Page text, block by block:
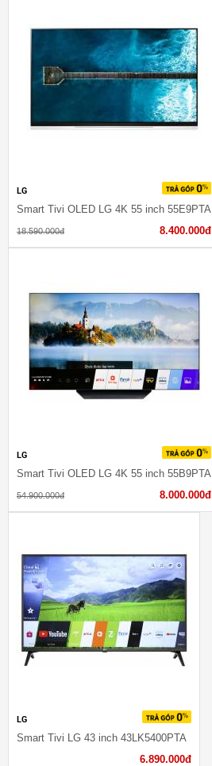
LG
Smart Tivi OLED LG 4K 55 inch 55E9PTA
18.590.000đ 8.400.000đ
LG
Smart Tivi OLED LG 4K 55 inch 55B9PTA
54.900.000đ 8.000.000đ
LG
Smart Tivi LG 43 inch 43LK5400PTA
6.890.000đ